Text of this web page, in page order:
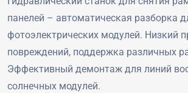
панелей – автоматическая разборка
фотоэлектрических модулей. Низкий
повреждений, поддержка различных
Эффективный демонтаж для линий
солнечных модулей.